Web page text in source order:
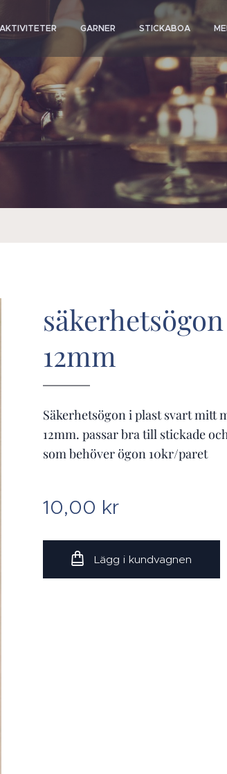
AKTIVITETER GARNER STICKABOA
12mm
Säkerhetsögon i plast svart mitt
12mm. passar bra till stickade
som behöver ögon 10kr/paret
10,00 kr
Lägg i kundvagnen